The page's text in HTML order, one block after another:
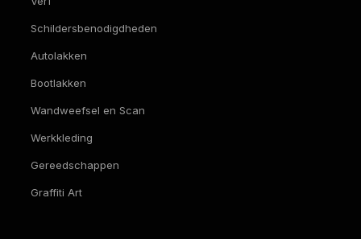
Schildersbenodigdheden
Autolakken
Bootlakken
Wandweefsel en Scan
Werkkleding
Gereedschappen
Graffiti Art